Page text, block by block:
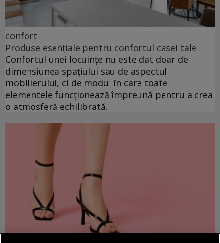
confort
Produse esențiale pentru confortul casei tale
Confortul unei locuințe nu este dat doar de
dimensiunea spațiului sau de aspectul
mobilierului, ci de modul în care toate
elementele funcționează împreună pentru a crea
o atmosferă echilibrată.